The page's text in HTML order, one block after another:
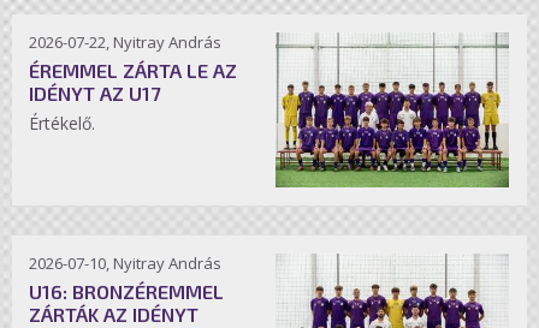
2026-07-22, Nyitray András
ÉREMMEL ZÁRTA LE AZ
IDÉNYT AZ U17
Értékelő.
2026-07-10, Nyitray András
U16: BRONZÉREMMEL
ZÁRTÁK AZ IDÉNYT